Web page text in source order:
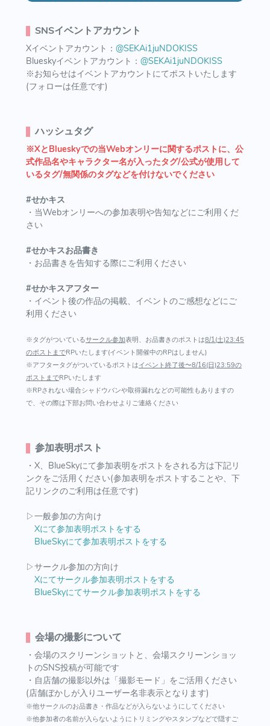
SNSイベントアカウント
Xイベントアカウント： @SEKAi1juNDOKISS
Blueskyイベントアカウント： @SEKAi1juNDOKISS
※お知らせはイベントアカウントにてポストいたします
(フォローは任意です)
ハッシュタグ
※XとBlueskyでの当Webオンリーに関するポストに、公
式作品名やキャラクター名が入ったタグ/公式が使用して
いるタグ/無関係のタグなどを付けないでください
#せかキス
・当Webオンリーへの参加表明や告知などにご利用くだ
さい
#せかキスお品書き
・お品書きを告知する際にご利用ください
#せかキスアフター
・イベント後の作品の掲載、イベントのご感想などにご
利用ください
※タグがついているサークル参加表明、お品書きのポストは8/1(土)23:45
のポストまでRPいたします(イベント開催中のRPはしません)
※アフタータグがついているポストはイベント終了後〜8/16(日)23:59の
ポストまでRPいたします
※RPされない場合シャドウバンや取得漏れなどの可能性もありますの
で、その際は下部お問い合わせよりご連絡ください
参加表明ポスト
・X、BlueSkyにて参加表明をポストをされる方は下記リ
ンクをご活用ください(参加表明をポストすることや、下
記リンクのご利用は任意です)
▷一般参加の方向け
Xにて参加表明ポストをする
BlueSkyにて参加表明ポストをする
▷サークル参加の方向け
Xにてサークル参加表明ポストをする
BlueSkyにてサークル参加表明ポストをする
会場の撮影について
・会場のスクリーンショットと、会場スクリーンショッ
トのSNS投稿が可能です
・自店舗の撮影以外は「撮影モード」をご活用ください
(店舗ぼかしが入りユーザー名非表示となります)
※他サークルのお品書き・作品などが入らないようにしてください
※他参加者の名前が入らないようにトリミングやスタンプなどで隠すご